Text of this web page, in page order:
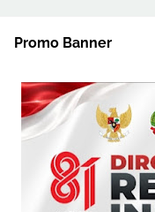
Promo Banner